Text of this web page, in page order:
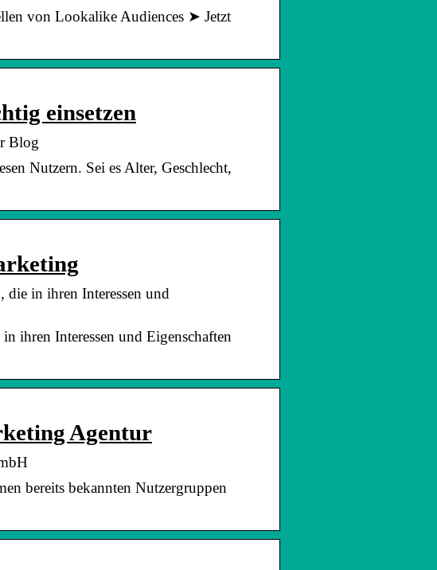
von Lookalike Audiences ➤ Jetzt
einsetzen
Blog
Nutzern. Sei es Alter, Geschlecht,
in ihren Interessen und
ihren Interessen und Eigenschaften
Agentur
bereits bekannten Nutzergruppen